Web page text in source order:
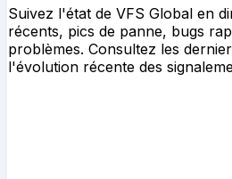
Suivez l'état de VFS Global en
récents, pics de panne, bugs
problèmes. Consultez les
l'évolution récente des